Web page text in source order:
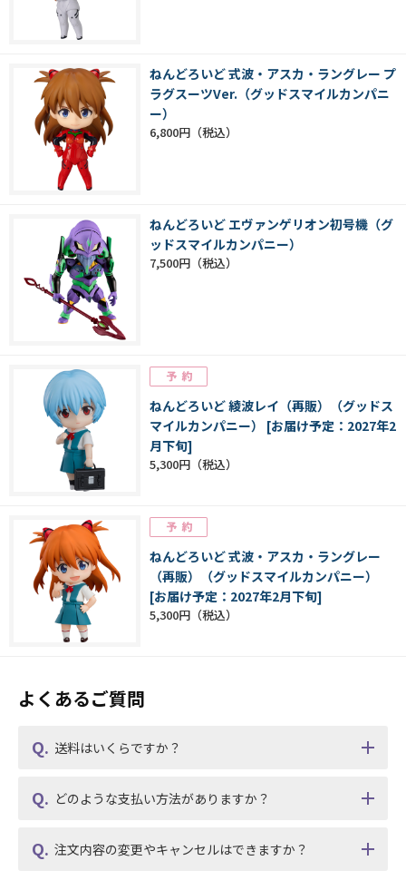
ねんどろいど 式波・アスカ・ラングレー プ
ラグスーツVer.（グッドスマイルカンパニ
ー）
6,800円
ねんどろいど エヴァンゲリオン初号機（グ
ッドスマイルカンパニー）
7,500円
ねんどろいど 綾波レイ（再販）（グッドス
マイルカンパニー） [お届け予定：2027年2
月下旬]
5,300円
ねんどろいど 式波・アスカ・ラングレー
（再販）（グッドスマイルカンパニー）
[お届け予定：2027年2月下旬]
5,300円
よくあるご質問
送料はいくらですか？
どのような支払い方法がありますか？
注文内容の変更やキャンセルはできますか？